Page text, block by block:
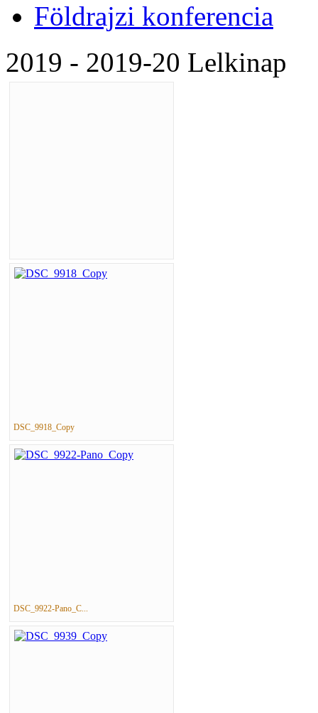
Földrajzi konferencia
2019 - 2019-20 Lelkinap
DSC_9918_Copy
DSC_9922-Pano_C...